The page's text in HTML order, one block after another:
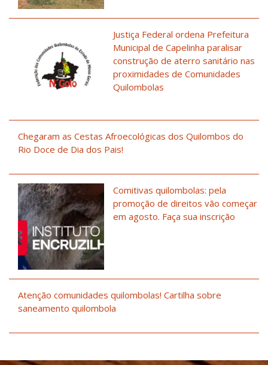
Justiça Federal ordena Prefeitura
Municipal de Capelinha paralisar
construção de aterro sanitário nas
proximidades de Comunidades
Quilombolas
Chegaram as Cestas Afroecológicas dos Quilombos do
Rio Doce de Dia dos Pais!
Comitivas quilombolas: pela
promoção de direitos vão começar
em agosto. Faça sua inscrição
Atenção comunidades quilombolas! Cartilha sobre
saneamento quilombola